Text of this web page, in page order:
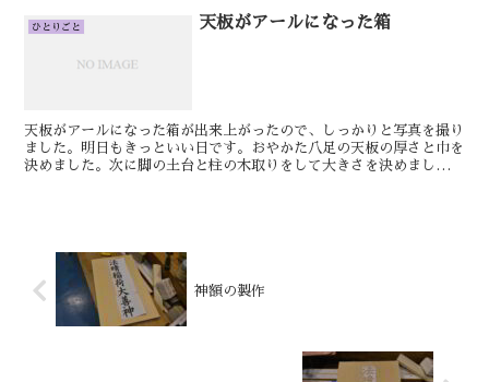
ひとりごと 天板がアールになった箱
天板がアールになった箱が出来上がったので、しっかりと写真を撮り
ました。明日もきっといい日です。おやかた八足の天板の厚さと巾を
決めました。次に脚の土台と柱の木取りをして大きさを決めました。
神額の製作